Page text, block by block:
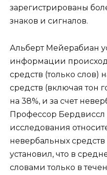
зарегистрированы
знаков и сигналов.
Альберт Мейерабиан
информации
средств (только слов)
средств (включая тон
на 38%, и за счет
Профессор
исследования
невербальных
установил, что в
словами только в